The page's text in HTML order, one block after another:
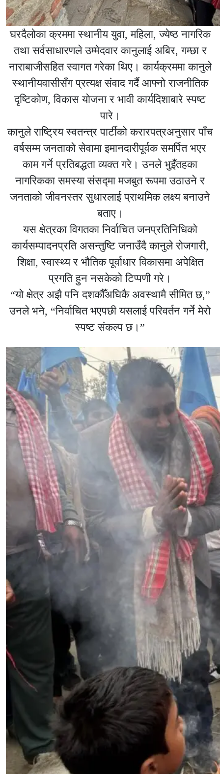
घरदैलोका क्रममा स्थानीय युवा, महिला, ज्येष्ठ नागरिक
तथा सर्वसाधारणले उम्मेदवार कानुलाई अबिर, गम्छा र
नाराबाजीसहित स्वागत गरेका थिए। कार्यक्रममा कानुले
स्थानीयवासीसँग प्रत्यक्ष संवाद गर्दै आफ्नो राजनीतिक
दृष्टिकोण, विकास योजना र भावी कार्यदिशाबारे स्पष्ट
पारे।
कानुले राष्ट्रिय स्वतन्त्र पार्टीको करारपत्रअनुसार पाँच
वर्षसम्म जनताको सेवामा इमानदारीपूर्वक समर्पित भएर
काम गर्ने प्रतिबद्धता व्यक्त गरे। उनले भुइँतहका
नागरिकका समस्या संसद्मा मजबुत रूपमा उठाउने र
जनताको जीवनस्तर सुधारलाई प्राथमिक लक्ष्य बनाउने
बताए।
यस क्षेत्रका विगतका निर्वाचित जनप्रतिनिधिको
कार्यसम्पादनप्रति असन्तुष्टि जनाउँदै कानुले रोजगारी,
शिक्षा, स्वास्थ्य र भौतिक पूर्वाधार विकासमा अपेक्षित
प्रगति हुन नसकेको टिप्पणी गरे।
“यो क्षेत्र अझै पनि दशकौँअघिकै अवस्थामै सीमित छ,”
उनले भने, “निर्वाचित भएपछी यसलाई परिवर्तन गर्ने मेरो
स्पष्ट संकल्प छ।”